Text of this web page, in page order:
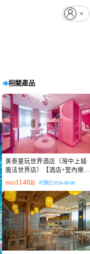
相關產品
美泰童玩世界酒店（灣中上城·
魔法世界店）【酒店+室內樂園
一站式遊玩】
HKD1148起 可預訂2026-08-08